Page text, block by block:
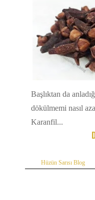
Başlıktan da
dökülmemi nasıl
Karanfil...
Hüzün Sarısı Blog